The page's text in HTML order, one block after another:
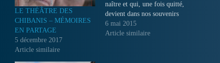
LE THÉÂTRE DES
CHIBANIS – MÉMOIRES
EN PARTAGE
5 décembre 2017
Article similaire
naître et qui, une fois quitté,
devient dans nos souvenirs
un lieu sacré auquel on se
rattache. Dans les années 50,
6 mai 2015
Article similaire